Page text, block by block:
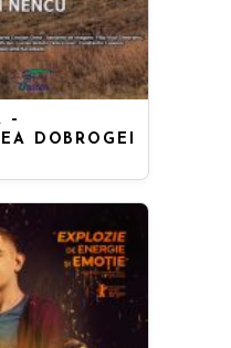
–
DOBROGEI